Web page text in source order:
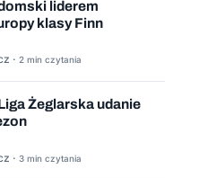
liderem
klasy Finn
· 2 min czytania
Żeglarska udanie
· 3 min czytania